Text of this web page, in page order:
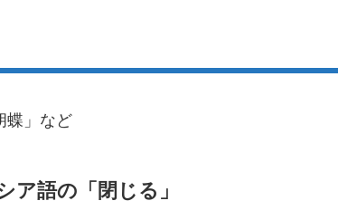
蝶」など
ア語の「閉じる」